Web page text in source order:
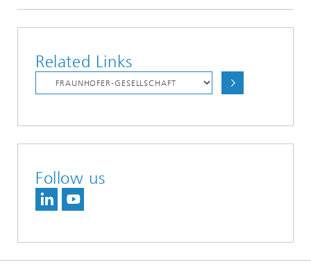
Related Links
Follow us